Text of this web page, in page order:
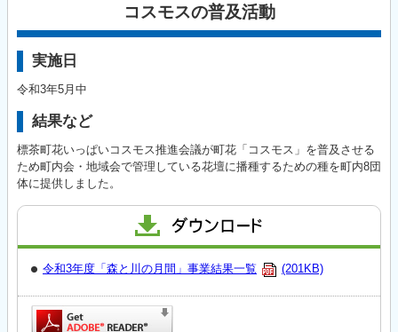
コスモスの普及活動
実施日
令和3年5月中
結果など
標茶町花いっぱいコスモス推進会議が町花「コスモス」を普及させる
ため町内会・地域会で管理している花壇に播種するための種を町内8団
体に提供しました。
令和3年度「森と川の月間」事業結果一覧 (201KB)